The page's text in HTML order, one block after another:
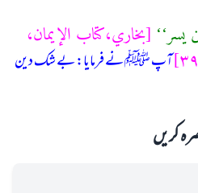
یسر‘‘ [بخاري،كتاب الإیمان،
آپ ﷺ نے فرمایا: بے شك دین
کریں